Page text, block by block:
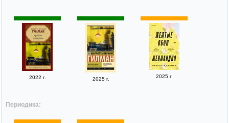
2022 г. 2025 г. 2025 г.
Периодика: